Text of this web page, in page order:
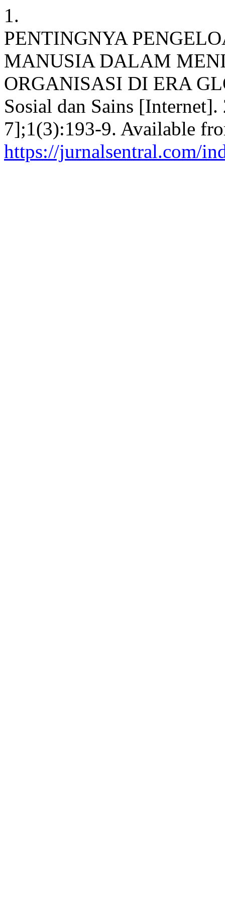
1.
PENTINGNYA
MANUSIA DALAM
ORGANISASI DI ERA
Sosial dan Sains
7];1(3):193-9. Available
https://jurnalsentral.com/